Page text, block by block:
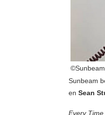
©Sunbeam
Sunbeam
en Sean
Every